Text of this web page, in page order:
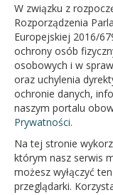
Wt 7:30 -
Śr 7:30 -
Czw 7:30 -
Pt 7:30 -
OFICJALNY
W związku z
Rozporządzenia
Europejskiej 2016/
ochrony osób
osobowych i w
oraz uchylenia
ochronie danych,
naszym portalu
Prywatności.
Na tej stronie
którym nasz serwis
możesz wyłączyć
przeglądarki.